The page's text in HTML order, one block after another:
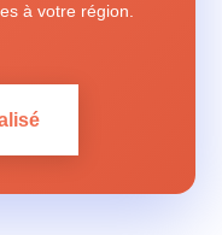
à votre région.